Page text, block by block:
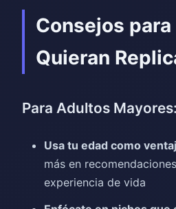
Consejos
Quieran
Para Adultos Mayores:
Usa tu edad como
más en
experiencia de vida